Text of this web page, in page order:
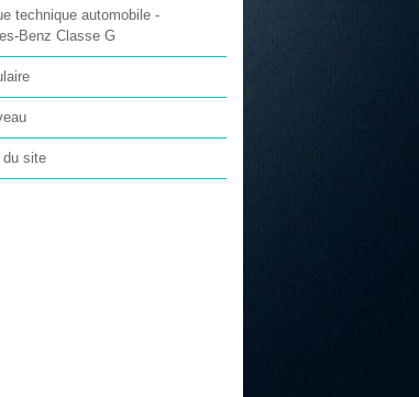
technique automobile -
Benz Classe G
site